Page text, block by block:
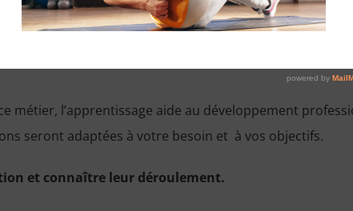
Double OPTION « Cours collectifs » et « Haltérophilie,
musculation »
métier, l’apprentissage aide au développement
seront adaptées à votre besoin et à vos objectifs.
et connaître leur déroulement.